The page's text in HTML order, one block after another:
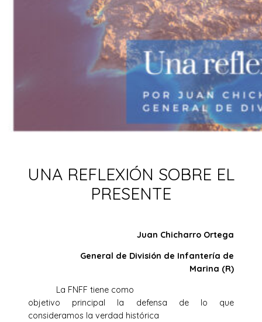
UNA REFLEXIÓN SOBRE EL
PRESENTE
Juan Chicharro Ortega
General de División de Infantería de
Marina (R)
La FNFF tiene como
objetivo principal la defensa de lo que
consideramos la verdad histórica